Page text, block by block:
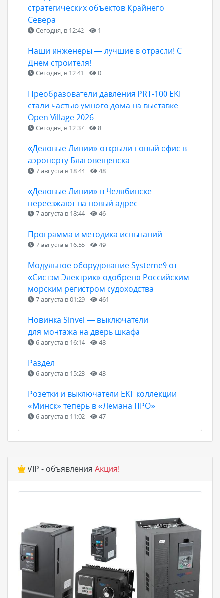
стратегических объектов Крайнего
Севера
Сегодня, в 12:42 1
Наши инженеры — лучшие в отрасли! С
Днем строителя!
Сегодня, в 12:41 0
Преобразователи давления PRT-100 EKF
стали частью умного дома на выставке
Open Village 2026
Сегодня, в 12:37 8
«Деловые Линии» открыли новый офис в
аэропорту Благовещенска
7 августа в 18:44 48
«Деловые Линии» в Челябинске
переезжают на новый адрес
7 августа в 18:44 46
Программа и методика испытаний
7 августа в 16:55 49
Модульное оборудование Systeme9 от
«Систэм Электрик» одобрено Российским
морским регистром судоходства
7 августа в 01:29 461
Новинка Sinvel — выключатели
для монтажа на дверь шкафа
6 августа в 16:14 48
Раздел
6 августа в 15:23 43
Розетки и выключатели EKF коллекции
«Минск» теперь в «Лемана ПРО»
6 августа в 11:02 47
VIP - объявления Акция!